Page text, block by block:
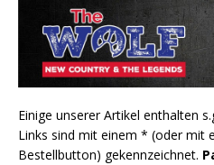
Einige unserer Artikel enthalten
Links sind mit einem * (oder mit
Bestellbutton) gekennzeichnet.